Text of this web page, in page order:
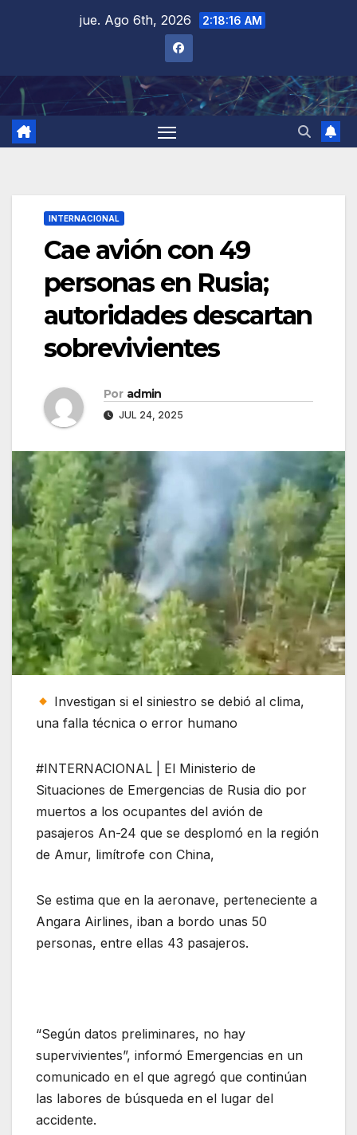
jue. Ago 6th, 2026 2:18:17 AM
INTERNACIONAL
Cae avión con 49
personas en Rusia;
autoridades descartan
sobrevivientes
Por admin
JUL 24, 2025
Investigan si el siniestro se debió al clima,
una falla técnica o error humano
#INTERNACIONAL | El Ministerio de
Situaciones de Emergencias de Rusia dio por
muertos a los ocupantes del avión de
pasajeros An-24 que se desplomó en la región
de Amur, limítrofe con China,
Se estima que en la aeronave, perteneciente a
Angara Airlines, iban a bordo unas 50
personas, entre ellas 43 pasajeros.
“Según datos preliminares, no hay
supervivientes”, informó Emergencias en un
comunicado en el que agregó que continúan
las labores de búsqueda en el lugar del
accidente.